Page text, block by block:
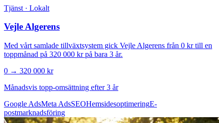
Tjänst · Lokalt
Vejle Algerens
Med vårt samlade tillväxtsystem gick Vejle Algerens från 0 kr till en
toppmånad på 320 000 kr på bara 3 år.
0 → 320 000 kr
Månadsvis topp-omsättning efter 3 år
Google AdsMeta AdsSEOHemsidesoptimeringE-
postmarknadsföring